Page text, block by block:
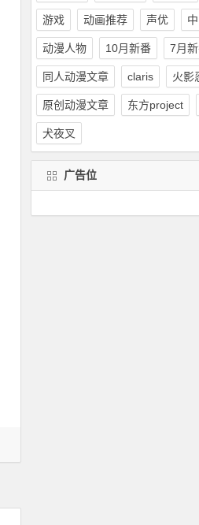
游戏 动画推荐 声优
动漫人物 10月新番 7月
同人动漫文章 claris 火影
原创动漫文章 东方project
犬夜叉
广告位